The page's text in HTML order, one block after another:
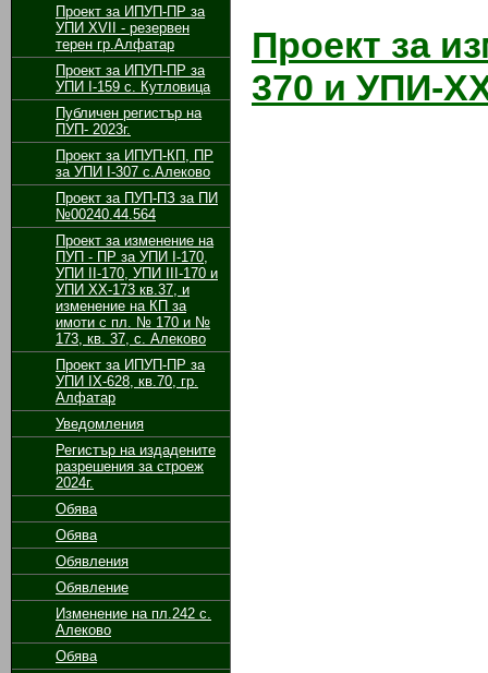
Проект за ИПУП-ПР за
УПИ XVII - резервен
терен гр.Алфатар
Проект за ИПУП-ПР за
УПИ I-159 с. Кутловица
Публичен регистър на
ПУП- 2023г.
Проект за ИПУП-КП, ПР
за УПИ I-307 с.Алеково
Проект за ПУП-ПЗ за ПИ
№00240.44.564
Проект за изменение на
ПУП - ПР за УПИ І-170,
УПИ ІІ-170, УПИ ІІІ-170 и
УПИ ХХ-173 кв.37, и
изменение на КП за
имоти с пл. № 170 и №
173, кв. 37, с. Алеково
Проект за ИПУП-ПР за
УПИ ІХ-628, кв.70, гр.
Алфатар
Уведомления
Регистър на издадените
разрешения за строеж
2024г.
Обява
Обява
Обявления
Обявление
Изменение на пл.242 с.
Алеково
Обява
Проект за
370 и УПИ-